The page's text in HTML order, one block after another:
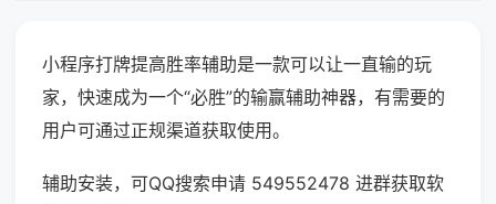
小程序打牌提高胜率辅助是一款可以让一直输的玩
家，快速成为一个“必胜”的输赢辅助神器，有需要的
用户可通过正规渠道获取使用。
辅助安装，可QQ搜索申请 549552478 进群获取软